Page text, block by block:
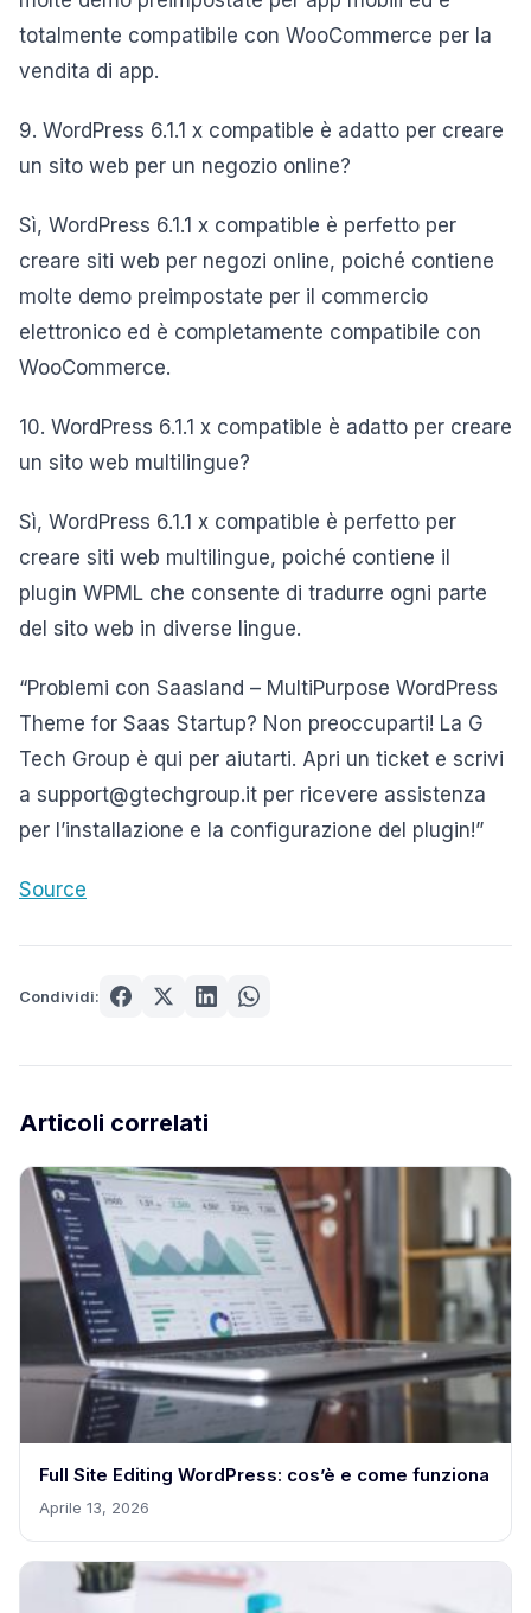
totalmente compatibile con WooCommerce per la
vendita di app.
9. WordPress 6.1.1 x compatible è adatto per creare
un sito web per un negozio online?
Sì, WordPress 6.1.1 x compatible è perfetto per
creare siti web per negozi online, poiché contiene
molte demo preimpostate per il commercio
elettronico ed è completamente compatibile con
WooCommerce.
10. WordPress 6.1.1 x compatible è adatto per creare
un sito web multilingue?
Sì, WordPress 6.1.1 x compatible è perfetto per
creare siti web multilingue, poiché contiene il
plugin WPML che consente di tradurre ogni parte
del sito web in diverse lingue.
“Problemi con Saasland – MultiPurpose WordPress
Theme for Saas Startup? Non preoccuparti! La G
Tech Group è qui per aiutarti. Apri un ticket e scrivi
a support@gtechgroup.it per ricevere assistenza
per l’installazione e la configurazione del plugin!”
Source
Condividi:
Articoli correlati
Full Site Editing WordPress: cos’è e come funziona
Aprile 13, 2026